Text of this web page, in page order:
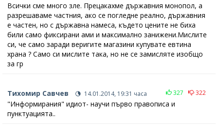
Всички сме много зле. Прецакахме държавния монопол, а
разрешаваме частния, ако се погледне реално, държавния
е частен, но с държавна намеса, където цените не биха
били само фиксирани ами и максимално занижени.Мислите
си, че само заради веригите магазини купувате евтина
храна ? Само си мислите така, но не се замисляте изобщо
за гр
Тихомир Савчев 14.01.2014, 19:31 часа 327 322
"Информирания" идиот- научи първо правописа и
пунктуацията..